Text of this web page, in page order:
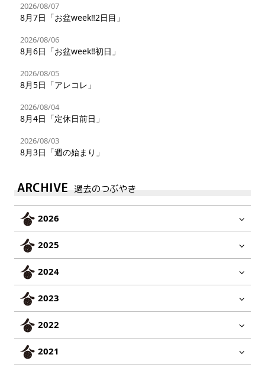
2026/08/07
8月7日「お盆week‼︎2日目」
2026/08/06
8月6日「お盆week‼︎初日」
2026/08/05
8月5日「アレコレ」
2026/08/04
8月4日「定休日前日」
2026/08/03
8月3日「週の始まり」
ARCHIVE 過去のつぶやき
2026
2025
2024
2023
2022
2021